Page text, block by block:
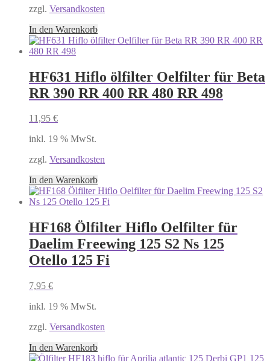
zzgl. Versandkosten
In den Warenkorb
HF631 Hiflo ölfilter Oelfilter für Beta
RR 390 RR 400 RR 480 RR 498
11,95 €
inkl. 19 % MwSt.
zzgl. Versandkosten
In den Warenkorb
HF168 Ölfilter Hiflo Oelfilter für
Daelim Freewing 125 S2 Ns 125
Otello 125 Fi
7,95 €
inkl. 19 % MwSt.
zzgl. Versandkosten
In den Warenkorb